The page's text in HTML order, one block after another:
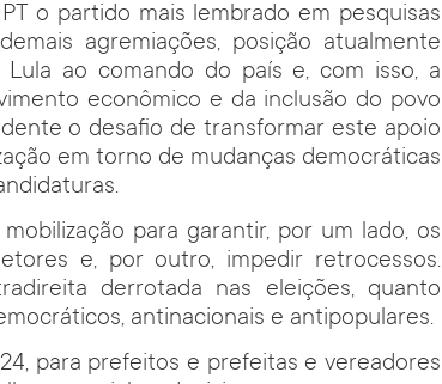
o partido mais lembrado em pesquisas
agremiações, posição atualmente
ao comando do país e, com isso, a
econômico e da inclusão do povo
o desafio de transformar este apoio
em torno de mudanças democráticas
para garantir, por um lado, os
e, por outro, impedir retrocessos.
derrotada nas eleições, quanto
antinacionais e antipopulares.
para prefeitos e prefeitas e vereadores